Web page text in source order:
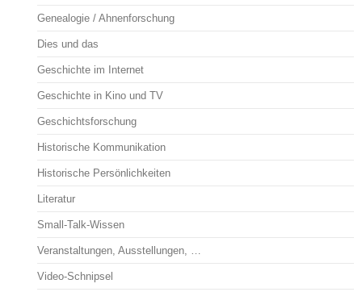
Genealogie / Ahnenforschung
Dies und das
Geschichte im Internet
Geschichte in Kino und TV
Geschichtsforschung
Historische Kommunikation
Historische Persönlichkeiten
Literatur
Small-Talk-Wissen
Veranstaltungen, Ausstellungen, …
Video-Schnipsel